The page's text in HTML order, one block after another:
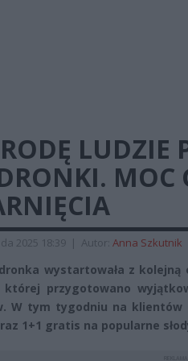
LUDZIE
MOC
2025 18:39 | Autor: Anna Szkutnik
wystartowała z kolejną
której przygotowano
W tym tygodniu na
1+1 gratis na popularne